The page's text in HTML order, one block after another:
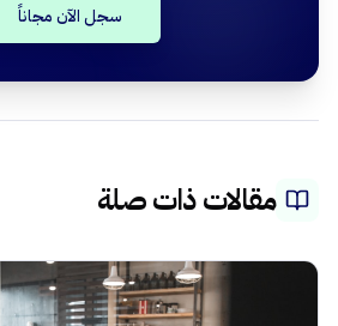
سجل الآن مجاناً
مقالات ذات صلة